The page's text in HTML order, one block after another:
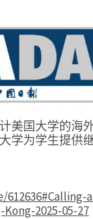
美国大学的海
学为学生提供
2025-05-27